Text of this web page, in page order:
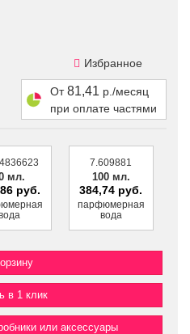
Избранное
От81,41 р./месяц
при оплате частями
мл.
руб.
7.609881
100 мл.
384,74 руб.
парфюмерная
вода
в 1 клик
или аксессуары